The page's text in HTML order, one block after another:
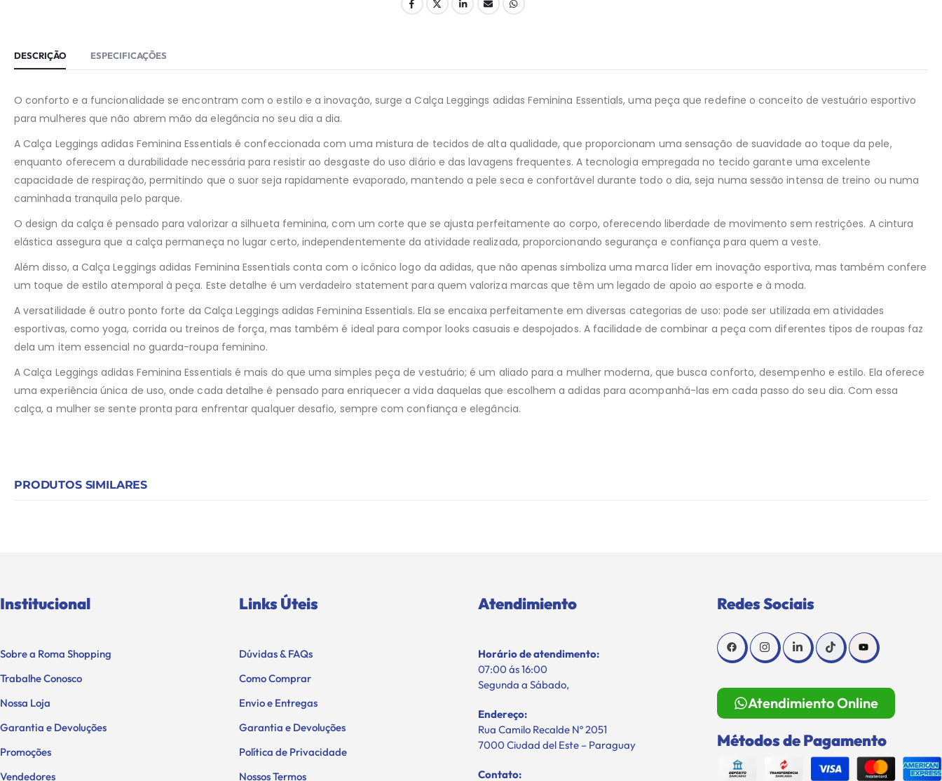
DESCRIÇÃO ESPECIFICAÇÕES
O conforto e a funcionalidade se encontram com o estilo e a inovação, surge a Calça Leggings adidas Feminina Essentials, uma peça que redefine o conceito de vestuário esportivo
para mulheres que não abrem mão da elegância no seu dia a dia.
A Calça Leggings adidas Feminina Essentials é confeccionada com uma mistura de tecidos de alta qualidade, que proporcionam uma sensação de suavidade ao toque da pele,
enquanto oferecem a durabilidade necessária para resistir ao desgaste do uso diário e das lavagens frequentes. A tecnologia empregada no tecido garante uma excelente
capacidade de respiração, permitindo que o suor seja rapidamente evaporado, mantendo a pele seca e confortável durante todo o dia, seja numa sessão intensa de treino ou numa
caminhada tranquila pelo parque.
O design da calça é pensado para valorizar a silhueta feminina, com um corte que se ajusta perfeitamente ao corpo, oferecendo liberdade de movimento sem restrições. A cintura
elástica assegura que a calça permaneça no lugar certo, independentemente da atividade realizada, proporcionando segurança e confiança para quem a veste.
Além disso, a Calça Leggings adidas Feminina Essentials conta com o icônico logo da adidas, que não apenas simboliza uma marca líder em inovação esportiva, mas também confere
um toque de estilo atemporal à peça. Este detalhe é um verdadeiro statement para quem valoriza marcas que têm um legado de apoio ao esporte e à moda.
A versatilidade é outro ponto forte da Calça Leggings adidas Feminina Essentials. Ela se encaixa perfeitamente em diversas categorias de uso: pode ser utilizada em atividades
esportivas, como yoga, corrida ou treinos de força, mas também é ideal para compor looks casuais e despojados. A facilidade de combinar a peça com diferentes tipos de roupas faz
dela um item essencial no guarda-roupa feminino.
A Calça Leggings adidas Feminina Essentials é mais do que uma simples peça de vestuário; é um aliado para a mulher moderna, que busca conforto, desempenho e estilo. Ela oferece
uma experiência única de uso, onde cada detalhe é pensado para enriquecer a vida daquelas que escolhem a adidas para acompanhá-las em cada passo do seu dia. Com essa
calça, a mulher se sente pronta para enfrentar qualquer desafio, sempre com confiança e elegância.
PRODUTOS SIMILARES
Institucional
Sobre a Roma Shopping
Trabalhe Conosco
Nossa Loja
Garantia e Devoluções
Promoções
Vendedores
Links Úteis
Dúvidas & FAQs
Como Comprar
Envio e Entregas
Garantia e Devoluções
Política de Privacidade
Nossos Termos
Atendimiento
Horário de atendimento:
07:00 ás 16:00
Segunda a Sábado,
Endereço:
Rua Camilo Recalde Nº 2051
7000 Ciudad del Este – Paraguay
Contato:
Redes Sociais
Atendimiento Online
Métodos de Pagamento